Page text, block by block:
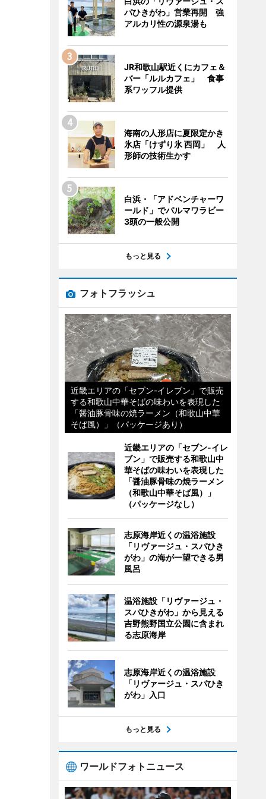
パひきがわ」営業再開 強
アルカリ性の源泉湯も
JR和歌山駅近くにカフェ＆
バー「ルルカフェ」 食事
系ワッフル提供
海南の人形店に夏限定かき
氷店「けずり氷 西岡」 人
形師の技術生かす
白浜・「アドベンチャーワ
ールド」でパルマワラビー
3頭の一般公開
もっと見る
フォトフラッシュ
近畿エリアの「セブン-イレブン」で販売
する和歌山中華そばの味わいを表現した
「醤油豚骨味の焼ラーメン（和歌山中華
そば風）」（パッケージあり）
近畿エリアの「セブン-イレ
ブン」で販売する和歌山中
華そばの味わいを表現した
「醤油豚骨味の焼ラーメン
（和歌山中華そば風）」
（パッケージなし）
志原海岸近くの温浴施設
「リヴァージュ・スパひき
がわ」の海が一望できる男
風呂
温浴施設「リヴァージュ・
スパひきがわ」から見える
吉野熊野国立公園に含まれ
る志原海岸
志原海岸近くの温浴施設
「リヴァージュ・スパひき
がわ」入口
もっと見る
ワールドフォトニュース